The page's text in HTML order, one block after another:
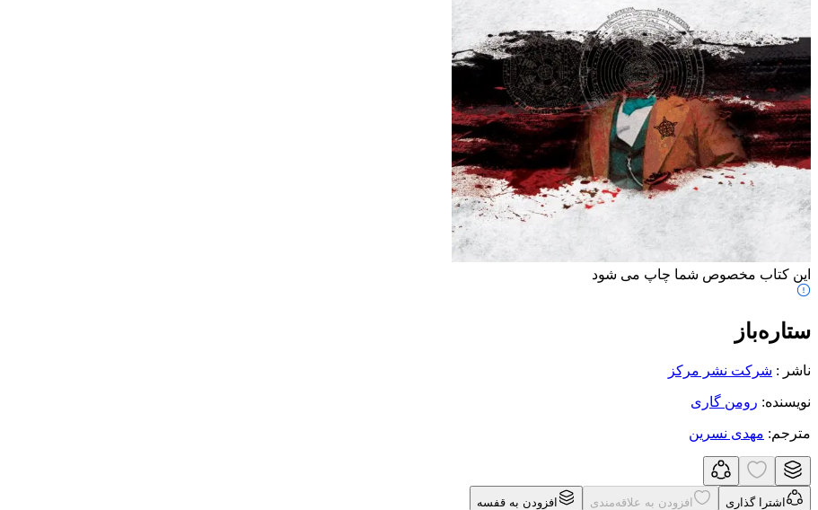
این کتاب مخصوص شما چاپ می شود
ستاره‌باز
ناشر : شرکت نشر مرکز
نویسنده: رومن گاری
مترجم: مهدی نسرین
اشترا گذاری افزودن به علاقه‌مندی افزودن به قفسه